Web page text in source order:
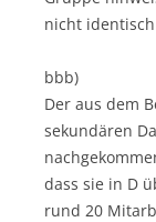
nicht
bbb)
Der aus dem
sekundären
dass sie in D
rund 20